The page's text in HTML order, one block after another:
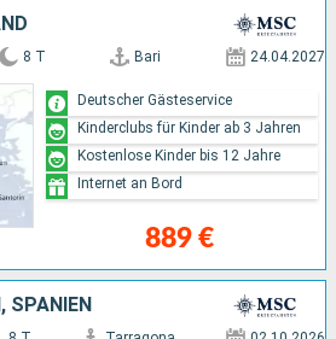
8 T Bari 24.04.2027
889 €
Deutscher Gästeservice
Kinderclubs für Kinder ab 3 Jahren
Kostenlose Kinder bis 12 Jahre
Internet an Bord
SPANIEN